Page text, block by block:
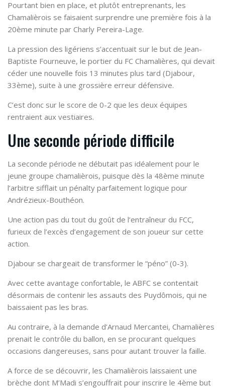
Pourtant bien en place, et plutôt entreprenants, les
Chamalièrois se faisaient surprendre une première fois à la
20ème minute par Charly Pereira-Lage.
La pression des ligériens s’accentuait sur le but de Jean-
Baptiste Fourneuve, le portier du FC Chamalières, qui devait
céder une nouvelle fois 13 minutes plus tard (Djabour,
33ème), suite à une grossière erreur défensive.
C’est donc sur le score de 0-2 que les deux équipes
rentraient aux vestiaires.
Une seconde période difficile
La seconde période ne débutait pas idéalement pour le
jeune groupe chamalièrois, puisque dès la 48ème minute
l’arbitre sifflait un pénalty parfaitement logique pour
Andrézieux-Bouthéon.
Une action pas du tout du goût de l’entraîneur du FCC,
furieux de l’excès d’engagement de son joueur sur cette
action.
Djabour se chargeait de transformer le “péno” (0-3).
Avec cette avantage confortable, le ABFC se contentait
désormais de contenir les assauts des Puydômois, qui ne
baissaient pas les bras.
Au contraire, à la demande d’Arnaud Mercantei, Chamalières
prenait le contrôle du ballon, en se procurant quelques
occasions dangereuses, sans pour autant trouver la faille.
A force de se découvrir, les Chamalièrois laissaient une
brèche dont M’Madi s’engouffrait pour inscrire le 4ème but